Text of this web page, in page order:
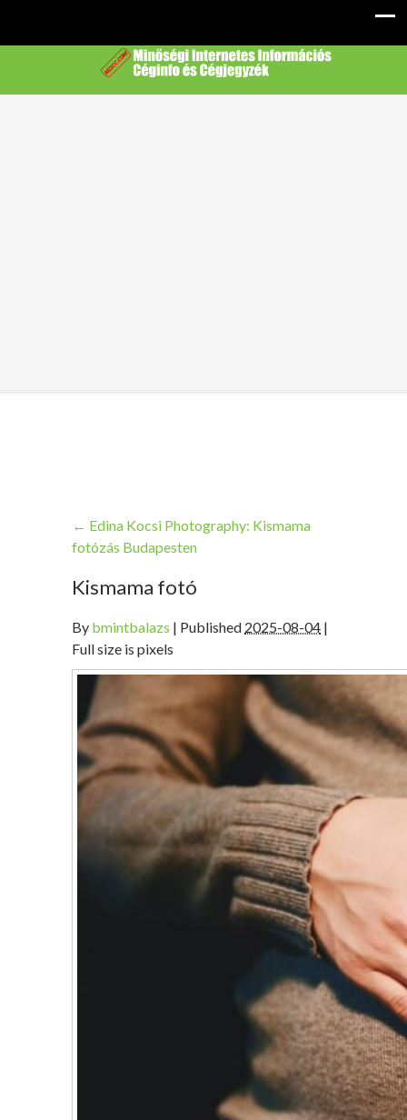
← Edina Kocsi Photography: Kismama
fotózás Budapesten
Kismama fotó
By bmintbalazs | Published 2025-08-04 |
Full size is pixels